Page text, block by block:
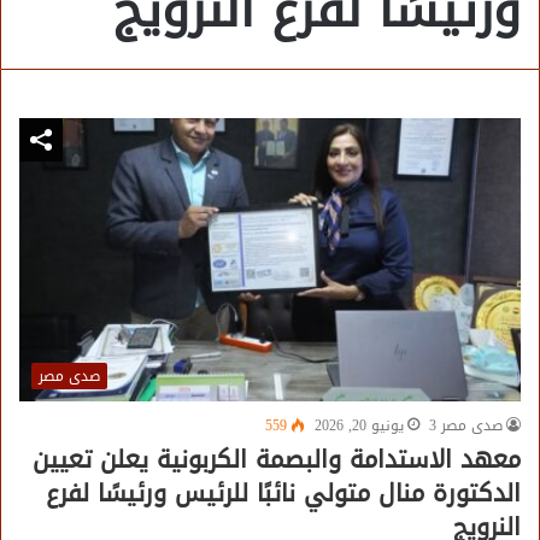
صدى مصر
صدى مصر 3
يونيو 20, 2026 559
معهد الاستدامة والبصمة الكربونية يعلن تعيين
الدكتورة منال متولي نائبًا للرئيس ورئيسًا لفرع
النرويج